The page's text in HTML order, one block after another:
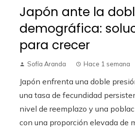
Japón ante la
demográfica:
para crecer
Sofía Aranda Hace 1 semana
Japón enfrenta una doble
una tasa de fecundidad
nivel de reemplazo y una
con una proporción elevada de